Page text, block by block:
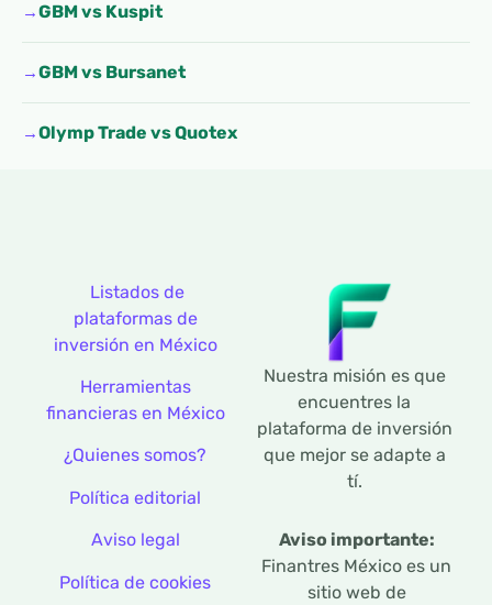
GBM vs Kuspit
GBM vs Bursanet
Olymp Trade vs Quotex
Nuestra misión es que
encuentres la
plataforma de inversión
que mejor se adapte a
tí.
Aviso importante:
Finantres México es un
sitio web de
Listados de
plataformas de
inversión en México
Herramientas
financieras en México
¿Quienes somos?
Política editorial
Aviso legal
Política de cookies